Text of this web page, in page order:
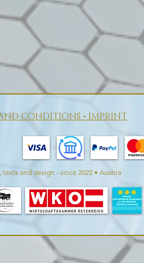
CONDITIONS • IMPRINT
and design - since 2022 • Austria